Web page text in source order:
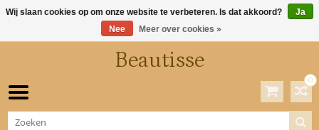
Beautisse
0
Wij slaan cookies op om onze website te verbeteren. Is dat akkoord?
Ja
Nee
Meer over cookies »